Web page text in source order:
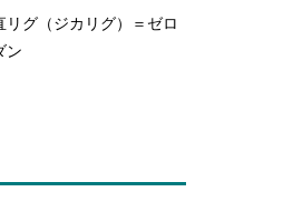
リグ（ジカリグ）＝ゼロ
ン